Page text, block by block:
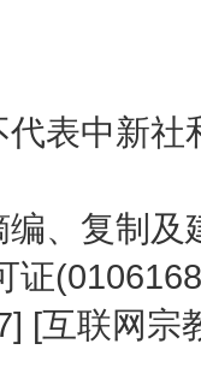
表中新
、复制
证
] [互联网宗